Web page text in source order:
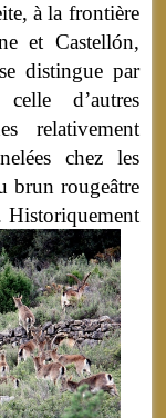
à la frontière
et Castellón,
distingue par
d’autres
relativement
chez les
brun rougeâtre
Historiquement